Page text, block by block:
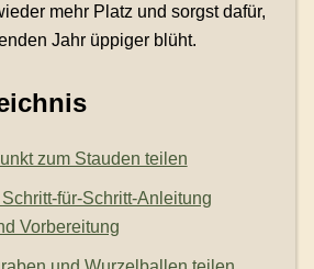
mehr Platz und sorgst dafür,
Jahr üppiger blüht.
zum Stauden teilen
für-Schritt-Anleitung
Vorbereitung